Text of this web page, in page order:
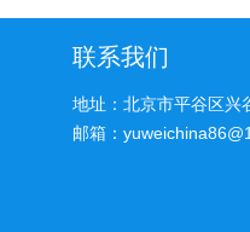
联系我们
地址：北京市平谷区兴
邮箱：